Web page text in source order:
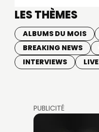
LES THÈMES
ALBUMS DU MOIS
BREAKING NEWS
INTERVIEWS
LIVE
PUBLICITÉ